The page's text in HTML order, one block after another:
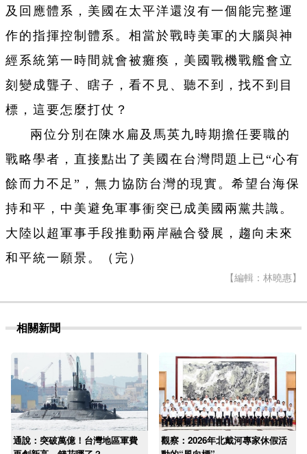
及回應體系，美國在太平洋還沒有一個能完整運
作的指揮控制體系。相當於戰時美軍的大腦與神
經系統第一時間就會被癱瘓，美國戰機戰艦會立
刻變成聾子、瞎子，看不見、聽不到，找不到目
標，這要怎麼打仗？
兩位分別在陳水扁及馬英九時期擔任要職的
戰略學者，直接點出了美國在台灣問題上已“心有
餘而力不足”，無力協防台灣的現實。希望台海保
持和平，中美避免軍事衝突已成美國兩黨共識。
大陸以超軍事手段推動兩岸融合發展，趨向未來
和平統一願景。（完）
【編輯：林曉惠】
相關新聞
通說：突破萬億！台灣地區軍費
觀察：2026年北戴河專家休假活